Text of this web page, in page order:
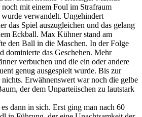
mit einem Foul im Strafraum
verwandelt. Ungehindert
das Spiel auszugleichen und das gelang
Eckball. Max Kühner stand am
den Ball in die Maschen. In der Folge
dominierte das Geschehen. Mehr
verbuchen und die ein oder andere
genug ausgespielt wurde. Bis zur
Erwähnenswert war noch die gelbe
der dem Unparteiischen zu lautstark
dann in sich. Erst ging man nach 60